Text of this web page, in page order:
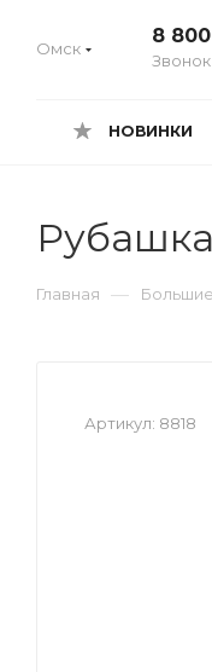
Омск
8
НОВИНКИ
Главная —
Артикул: 8818